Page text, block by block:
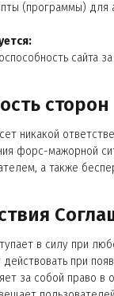
(программы)
сайта
сторон
никакой
форс-мажорной
а также
в силу при
при
за собой право